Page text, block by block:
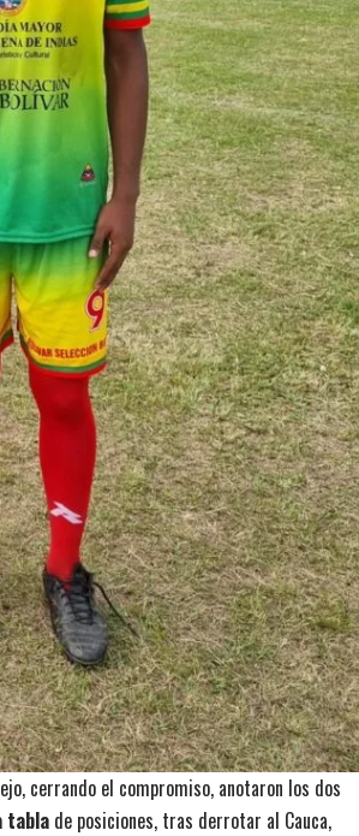
cerrando el compromiso, anotaron los dos
tabla de posiciones, tras derrotar al Cauca,